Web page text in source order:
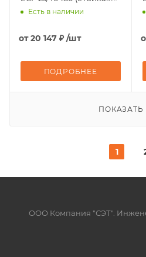
Uni-Fitt
Есть в наличии
от20 147 ₽ /шт
ПОДРОБНЕЕ
ПОКАЗАТЬ
1
ООО Компания "СЭТ".